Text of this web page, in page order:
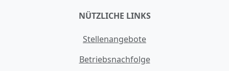
NÜTZLICHE LINKS
Stellenangebote
Betriebsnachfolge